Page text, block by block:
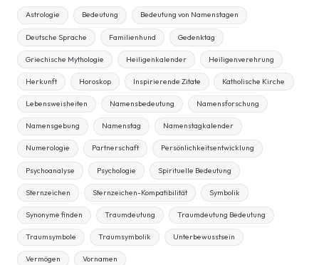
Astrologie Bedeutung Bedeutung von Namenstagen
Deutsche Sprache Familienhund Gedenktag
Griechische Mythologie Heiligenkalender Heiligenverehrung
Herkunft Horoskop Inspirierende Zitate Katholische Kirche
Lebensweisheiten Namensbedeutung Namensforschung
Namensgebung Namenstag Namenstagkalender
Numerologie Partnerschaft Persönlichkeitsentwicklung
Psychoanalyse Psychologie Spirituelle Bedeutung
Sternzeichen Sternzeichen-Kompatibilität Symbolik
Synonyme finden Traumdeutung Traumdeutung Bedeutung
Traumsymbole Traumsymbolik Unterbewusstsein
Vermögen Vornamen